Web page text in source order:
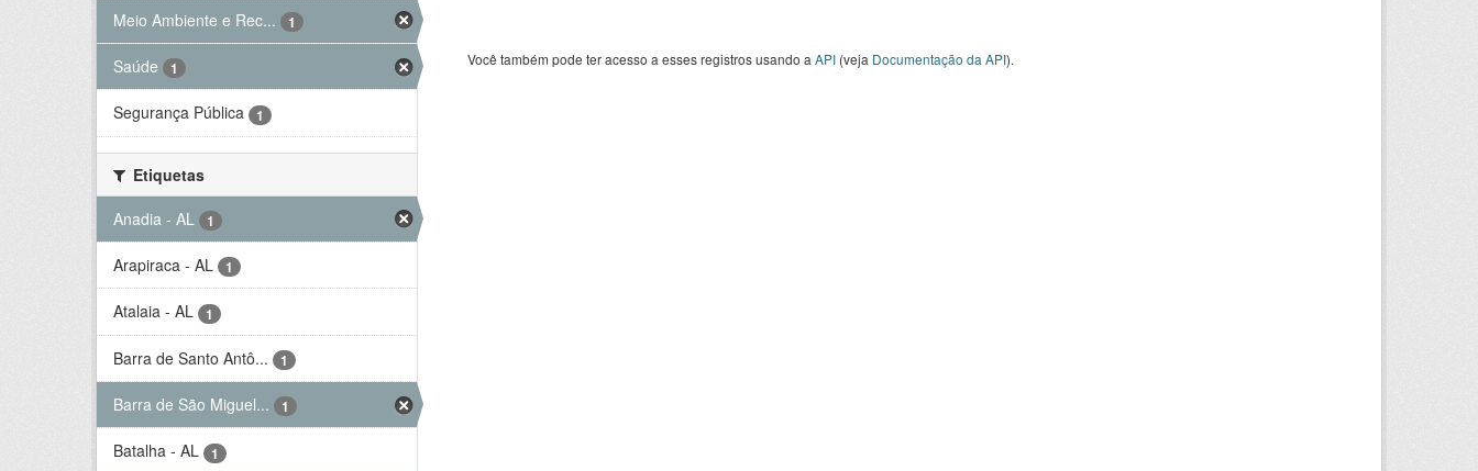
Meio Ambiente e Rec... 1
Saúde 1
Segurança Pública 1
Etiquetas
Anadia - AL
1
Arapiraca - AL 1
Atalaia - AL 1
Barra de Santo Antô... 1
Barra de São Miguel... 1
Batalha - AL 1
Você também pode ter acesso a esses registros usando a API (veja Documentação da API).